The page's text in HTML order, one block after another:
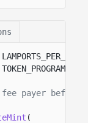
payer before
(